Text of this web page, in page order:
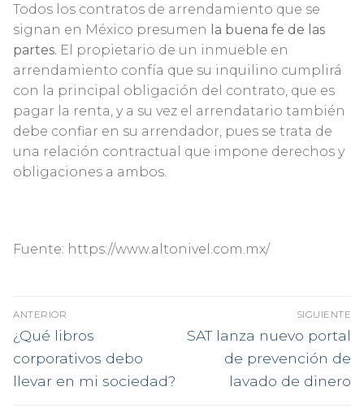
Todos los contratos de arrendamiento que se
signan en México presumen
la buena fe de las
partes. El propietario de un inmueble en
arrendamiento confía que su inquilino cumplirá
con la principal obligación del contrato, que es
pagar la renta, y a su vez el arrendatario también
debe confiar en su arrendador, pues se trata de
una relación contractual que impone derechos y
obligaciones a ambos.
Fuente: https://www.altonivel.com.mx/
Navegación
de
entradas
ANTERIOR
Entrada
anterior:
¿Qué libros
corporativos debo
llevar en mi sociedad?
SIGUIENTE
Entrada
siguiente:
SAT lanza nuevo portal
de prevención de
lavado de dinero